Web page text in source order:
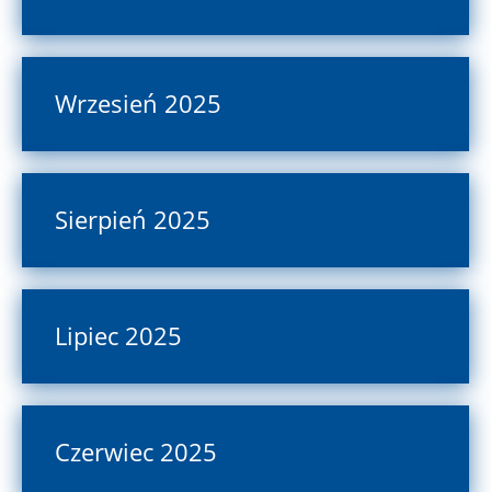
Wrzesień 2025
Sierpień 2025
Lipiec 2025
Czerwiec 2025